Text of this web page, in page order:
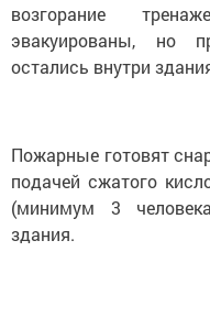
возгорание
эвакуированы, но
остались внутри
Пожарные готовят
подачей сжатого
(минимум 3
здания.